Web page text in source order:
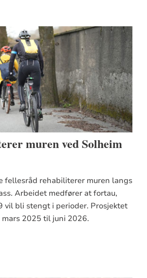
muren ved Solheim
fellesråd rehabiliterer muren langs
Arbeidet medfører at fortau,
vil bli stengt i perioder. Prosjektet
mars 2025 til juni 2026.